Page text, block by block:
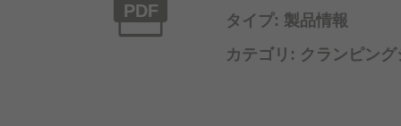
PDF
タイプ: 製品情報
カテゴリ: クランピン